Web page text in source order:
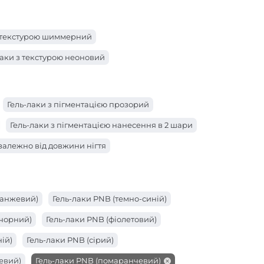
текстурою шиммерний
з текстурою неоновий
Гель-лаки з пігментацією прозорий
Гель-лаки з пігментацією нанесення в 2 шари
від довжини нігтя
Гель-лаки PNB (темно-синій)
Гель-лаки PNB (фіолетовий)
Гель-лаки PNB (сірий)
Гель-лаки PNB (помаранчевий)